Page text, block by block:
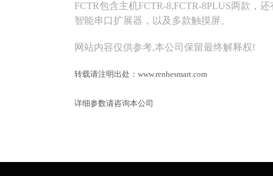
FCTR包含主机FCTR-8,FCTR-8PLUS两款，
智能串口扩展器，以及多款触摸屏。
网站内容仅供参考,本公司保留最终解释权!
转载请注明出处：www.renhesmart.com
详细参数请咨询本公司